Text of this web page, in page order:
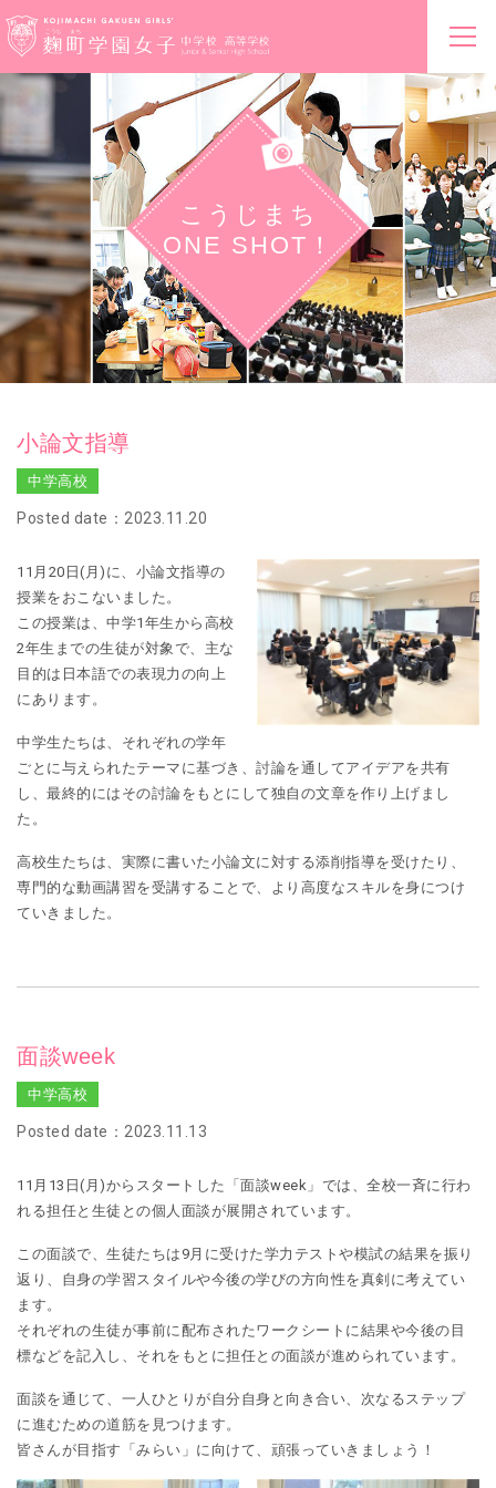
こうじまち
ONE SHOT！
小論文指導
中学高校
Posted date：2023.11.20
11月20日(月)に、小論文指導の
授業をおこないました。
この授業は、中学1年生から高校
2年生までの生徒が対象で、主な
目的は日本語での表現力の向上
にあります。
中学生たちは、それぞれの学年
ごとに与えられたテーマに基づき、討論を通してアイデアを共有
し、最終的にはその討論をもとにして独自の文章を作り上げまし
た。
高校生たちは、実際に書いた小論文に対する添削指導を受けたり、
専門的な動画講習を受講することで、より高度なスキルを身につけ
ていきました。
面談week
中学高校
Posted date：2023.11.13
11月13日(月)からスタートした「面談week」では、全校一斉に行わ
れる担任と生徒との個人面談が展開されています。
この面談で、生徒たちは9月に受けた学力テストや模試の結果を振り
返り、自身の学習スタイルや今後の学びの方向性を真剣に考えてい
ます。
それぞれの生徒が事前に配布されたワークシートに結果や今後の目
標などを記入し、それをもとに担任との面談が進められています。
面談を通じて、一人ひとりが自分自身と向き合い、次なるステップ
に進むための道筋を見つけます。
皆さんが目指す「みらい」に向けて、頑張っていきましょう！